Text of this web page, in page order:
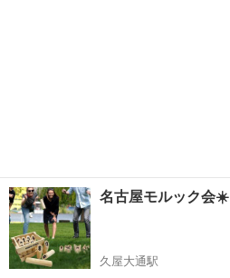
名古屋モルック会☀️
久屋大通駅